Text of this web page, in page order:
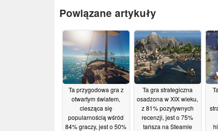
Powiązane artykuły
Ta przygodowa gra z
otwartym światem,
ciesząca się
popularnością wśród
84% graczy, jest o 50%
Ta gra strategiczna
osadzona w XIX wieku,
z 81% pozytywnych
recenzji, jest o 75%
tańsza na Steamie